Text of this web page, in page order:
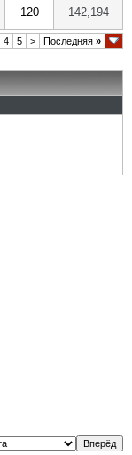
120 142,194
4 5 > Последняя »